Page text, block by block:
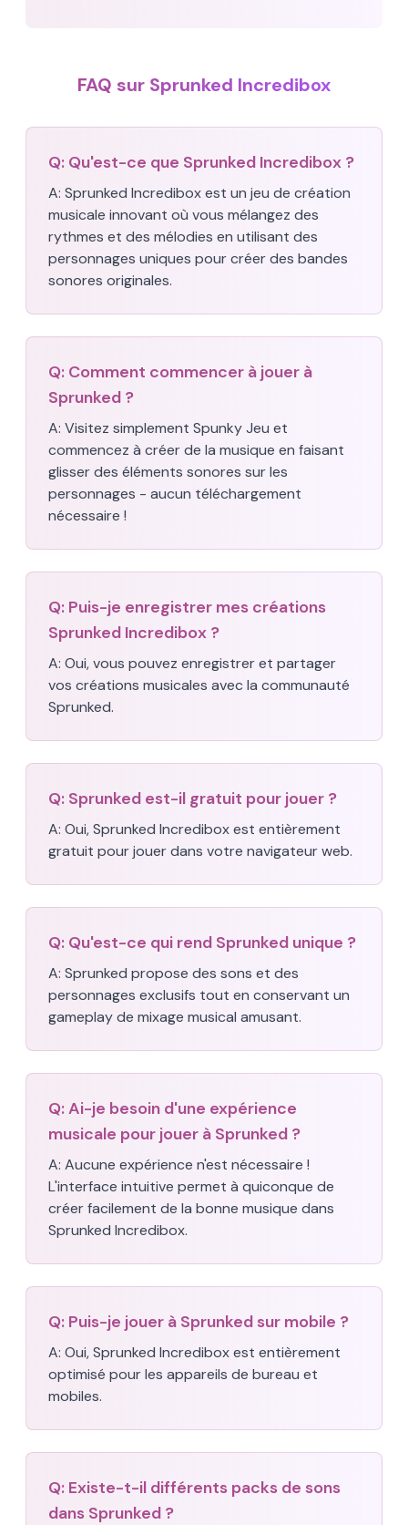
FAQ sur Sprunked Incredibox
Q: Qu'est-ce que Sprunked Incredibox ?
A: Sprunked Incredibox est un jeu de création
musicale innovant où vous mélangez des
rythmes et des mélodies en utilisant des
personnages uniques pour créer des bandes
sonores originales.
Q: Comment commencer à jouer à
Sprunked ?
A: Visitez simplement Spunky Jeu et
commencez à créer de la musique en faisant
glisser des éléments sonores sur les
personnages - aucun téléchargement
nécessaire !
Q: Puis-je enregistrer mes créations
Sprunked Incredibox ?
A: Oui, vous pouvez enregistrer et partager
vos créations musicales avec la communauté
Sprunked.
Q: Sprunked est-il gratuit pour jouer ?
A: Oui, Sprunked Incredibox est entièrement
gratuit pour jouer dans votre navigateur web.
Q: Qu'est-ce qui rend Sprunked unique ?
A: Sprunked propose des sons et des
personnages exclusifs tout en conservant un
gameplay de mixage musical amusant.
Q:Ai-je besoin d'une expérience
musicale pour jouer à Sprunked ?
A: Aucune expérience n'est nécessaire !
L'interface intuitive permet à quiconque de
créer facilement de la bonne musique dans
Sprunked Incredibox.
Q: Puis-je jouer à Sprunked sur mobile ?
A: Oui, Sprunked Incredibox est entièrement
optimisé pour les appareils de bureau et
mobiles.
Q: Existe-t-il différents packs de sons
dans Sprunked ?